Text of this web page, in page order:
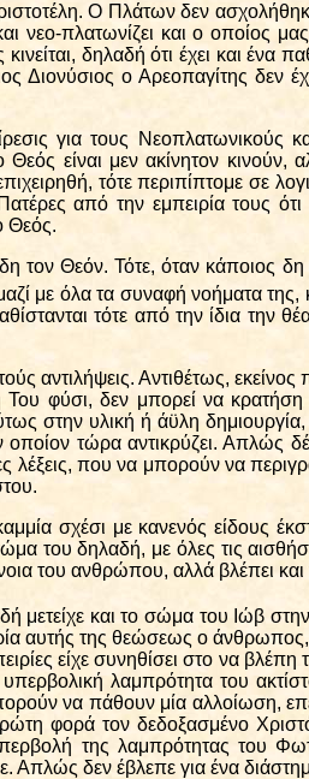
Ο Πλάτων δεν
νεο-πλατωνίζει και ο οποίος
δηλαδή ότι έχει και ένα
Διονύσιος ο Αρεοπαγίτης δεν
για τους Νεοπλατωνικούς
είναι μεν ακίνητον κινούν,
τότε περιπίπτομε σε
από την εμπειρία τους
Θεός.
Θεόν. Τότε, όταν κάποιος δη
με όλα τα συναφή νοήματα
τότε από την ίδια την
Αντιθέτως, εκείνος
φύσι, δεν μπορεί να
στην υλική ή άϋλη
τώρα αντικρύζει. Απλώς
λέξεις, που να μπορούν να
σχέσι με κανενός είδους
του δηλαδή, με όλες τις
του ανθρώπου, αλλά βλέπει
μετείχε και το σώμα του Ιώβ
αυτής της θεώσεως ο
είχε συνηθίσει στο να βλέπη
λαμπρότητα του
να πάθουν μία αλλοίωση,
φορά τον δεδοξασμένο
της λαμπρότητας του
Απλώς δεν έβλεπε για ένα